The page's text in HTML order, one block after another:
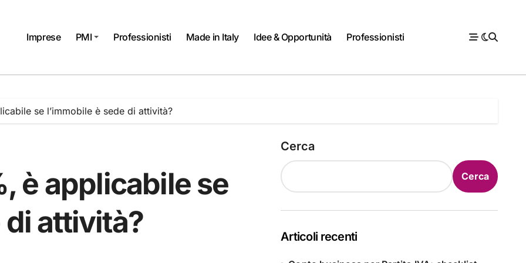
Imprese PMI Professionisti Made in Italy Idee & Opportunità Professionisti
se l’immobile è sede di attività?
è applicabile se
di attività?
Cerca
Cerca
Articoli recenti